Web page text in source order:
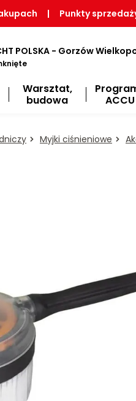
| Punkty
POLSKA - Gorzów
Warsztat,
budowa
ACCU
Myjki ciśnieniowe